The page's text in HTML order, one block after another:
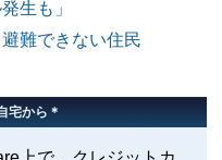
生も」
避難できない住民
宅から＊